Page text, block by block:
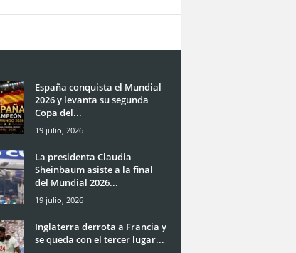
España conquista el Mundial
2026 y levanta su segunda
Copa del...
19 julio, 2026
La presidenta Claudia
Sheinbaum asiste a la final
del Mundial 2026...
19 julio, 2026
Inglaterra derrota a Francia y
se queda con el tercer lugar...